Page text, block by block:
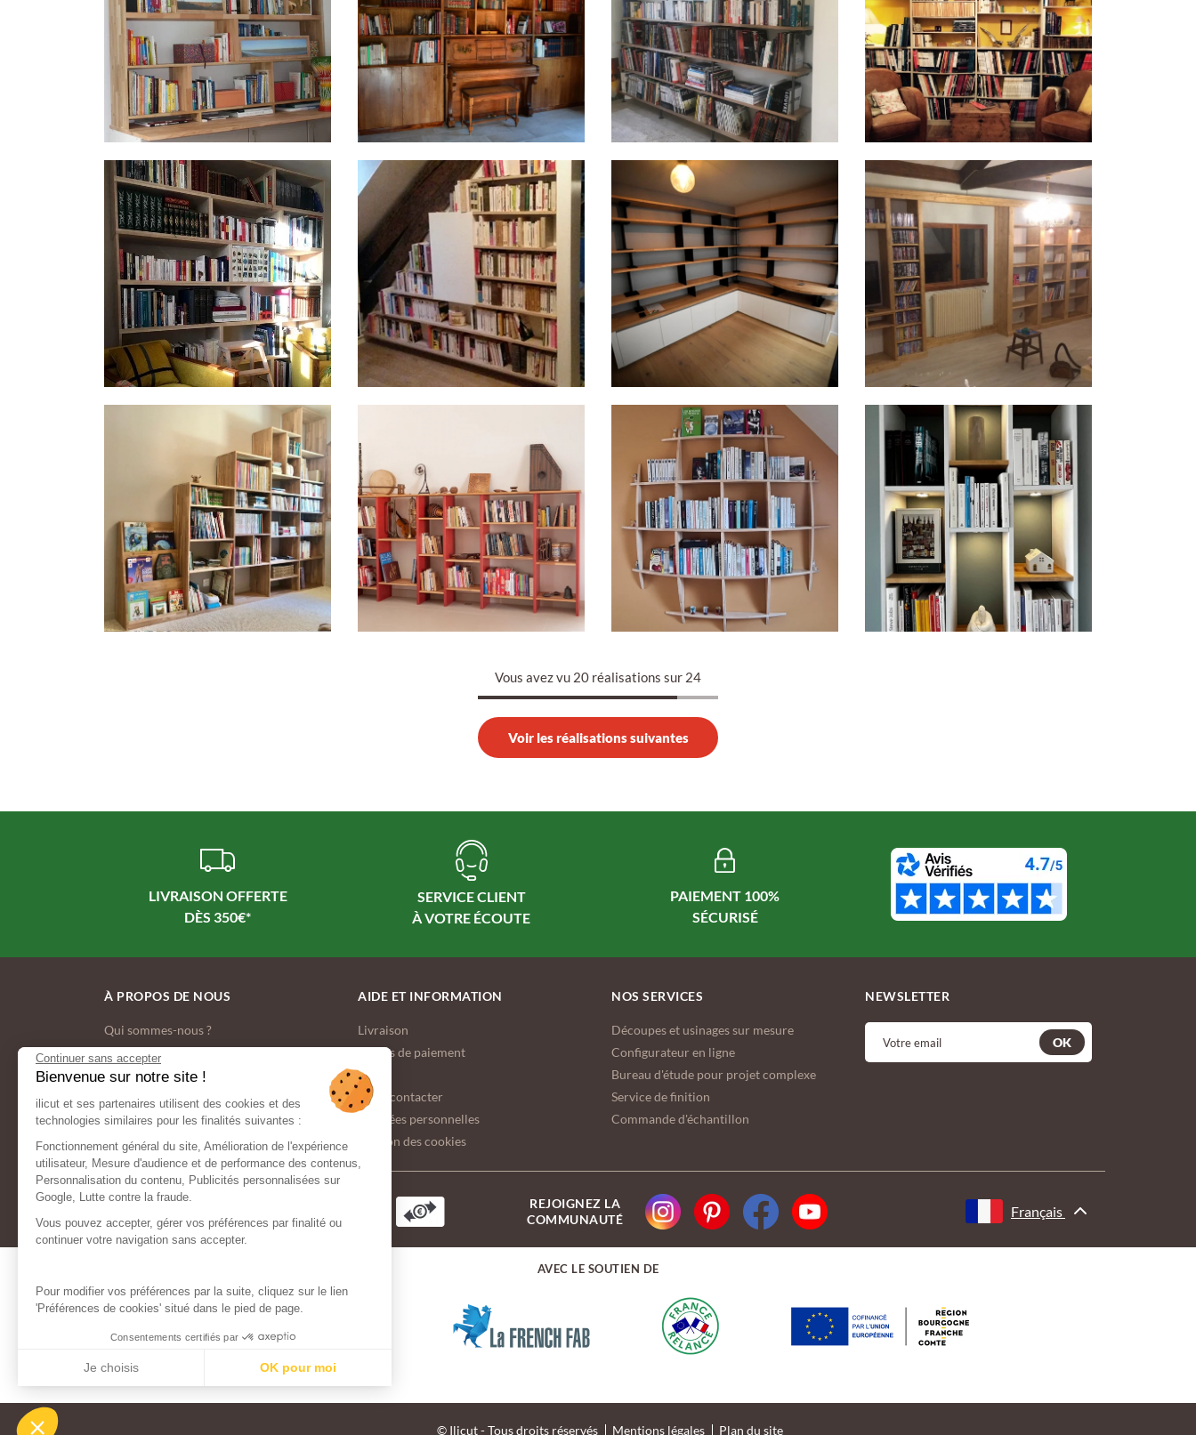
Continuer sans accepter
Bienvenue sur notre site !
ilicut et ses partenaires utilisent des cookies et des
technologies similaires pour les finalités suivantes :
Fonctionnement général du site, Amélioration de l'expérience
utilisateur, Mesure d'audience et de performance des contenus,
Personnalisation du contenu, Publicités personnalisées sur
Google, Lutte contre la fraude.
Vous pouvez accepter, gérer vos préférences par finalité ou
continuer votre navigation sans accepter.
Pour modifier vos préférences par la suite, cliquez sur le lien
'Préférences de cookies' situé dans le pied de page.
Consentements certifiés par
Je choisis OK pour moi
Notre plateforme vous permet d'adapter et de gérer vos paramètres de confidentialité, en garantissant la conformité avec les réglementations. Personnalisez vos préférences pour contrôler la manière
Vous avez vu 20 réalisations sur 24
Voir les réalisations suivantes
LIVRAISON OFFERTE
SERVICE CLIENT
PAIEMENT 100%
SÉCURISÉ
À PROPOS DE NOUS
Qui sommes-nous ?
Nos engagements écologiques
C.G.V.
Espace Presse
AIDE ET INFORMATION
Livraison
Modes de paiement
FAQ
Nous contacter
Données personnelles
Gestion des cookies
NOS SERVICES
Découpes et usinages sur mesure
Configurateur en ligne
Bureau d'étude pour projet complexe
Service de finition
Commande d'échantillon
NEWSLETTER
OK
MODES DE
PAIEMENT
REJOIGNEZ LA
COMMUNAUTÉ
Français
AVEC LE SOUTIEN DE
© Ilicut - Tous droits réservés Mentions légales Plan du site